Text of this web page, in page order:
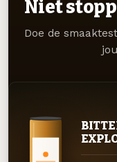
Niet
Doe de